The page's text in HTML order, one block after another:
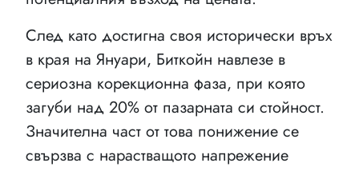
След като достигна своя исторически връх
в края на Януари, Биткойн навлезе в
сериозна корекционна фаза, при която
загуби над 20% от пазарната си стойност.
Значителна част от това понижение се
свързва с нарастващото напрежение